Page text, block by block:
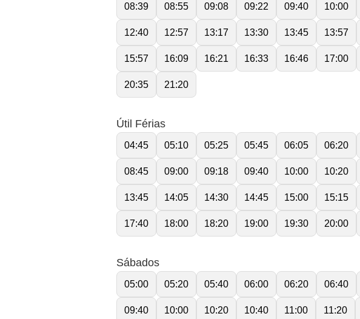
08:39 08:55 09:08 09:22 09:40 10:00
12:40 12:57 13:17 13:30 13:45 13:57
15:57 16:09 16:21 16:33 16:46 17:00
20:35 21:20
Útil Férias
04:45 05:10 05:25 05:45 06:05 06:20
08:45 09:00 09:18 09:40 10:00 10:20
13:45 14:05 14:30 14:45 15:00 15:15
17:40 18:00 18:20 19:00 19:30 20:00
Sábados
05:00 05:20 05:40 06:00 06:20 06:40
09:40 10:00 10:20 10:40 11:00 11:20